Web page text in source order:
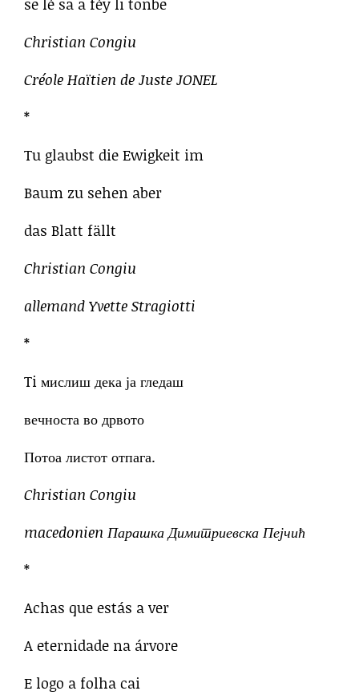
se lè sa a fèy li tonbe
Christian Congiu
Créole Haïtien de Juste JONEL
*
Tu glaubst die Ewigkeit im
Baum zu sehen aber
das Blatt fällt
Christian Congiu
allemand Yvette Stragiotti
*
Ti мислиш дека ја гледаш
вечноста во дрвото
Потоа листот отпага.
Christian Congiu
macedonien Парашка Димитриевска Пејчић
*
Achas que estás a ver
A eternidade na árvore
E logo a folha cai